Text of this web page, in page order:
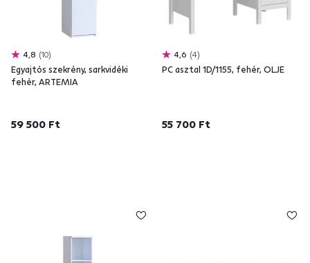
4,8 10
Egyajtós szekrény, sarkvidéki
fehér, ARTEMIA
59 500 Ft
4,6 4
PC asztal 1D/1155, fehér, OLJE
55 700 Ft